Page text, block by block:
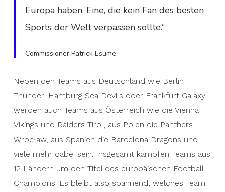
Europa haben. Eine, die kein Fan des besten
Sports der Welt verpassen sollte.“
Commissioner Patrick Esume
Neben den Teams aus Deutschland wie Berlin
Thunder, Hamburg Sea Devils oder Frankfurt Galaxy,
werden auch Teams aus Österreich wie die Vienna
Vikings und Raiders Tirol, aus Polen die Panthers
Wrocław, aus Spanien die Barcelona Dragons und
viele mehr dabei sein. Insgesamt kämpfen Teams aus
12 Ländern um den Titel des europäischen Football-
Champions. Es bleibt also spannend, welches Team